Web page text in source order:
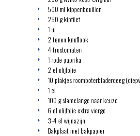
500 ml kippenbouillon
250 g kipfilet
1 ui
2 tenen knoflook
4 trostomaten
1 rode paprika
2 el olijfolie
10 plakjes roomboterbladerdeeg
1 ei
100 g slamelange naar keuze
6 el olijfolie extra vierge
3-4 el wijnazijn
Bakplaat met bakpapier